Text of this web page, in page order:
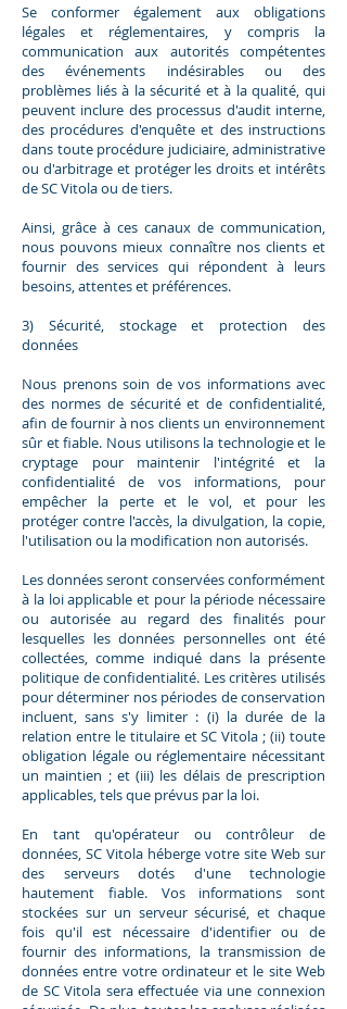
Se conformer également aux obligations
légales et réglementaires, y compris la
communication aux autorités compétentes
des événements indésirables ou des
problèmes liés à la sécurité et à la qualité, qui
peuvent inclure des processus d'audit interne,
des procédures d'enquête et des instructions
dans toute procédure judiciaire, administrative
ou d'arbitrage et protéger les droits et intérêts
de SC Vitola ou de tiers.
Ainsi, grâce à ces canaux de communication,
nous pouvons mieux connaître nos clients et
fournir des services qui répondent à leurs
besoins, attentes et préférences.
3) Sécurité, stockage et protection des
données
Nous prenons soin de vos informations avec
des normes de sécurité et de confidentialité,
afin de fournir à nos clients un environnement
sûr et fiable. Nous utilisons la technologie et le
cryptage pour maintenir l'intégrité et la
confidentialité de vos informations, pour
empêcher la perte et le vol, et pour les
protéger contre l'accès, la divulgation, la copie,
l'utilisation ou la modification non autorisés.
Les données seront conservées conformément
à la loi applicable et pour la période nécessaire
ou autorisée au regard des finalités pour
lesquelles les données personnelles ont été
collectées, comme indiqué dans la présente
politique de confidentialité. Les critères utilisés
pour déterminer nos périodes de conservation
incluent, sans s'y limiter : (i) la durée de la
relation entre le titulaire et SC Vitola ; (ii) toute
obligation légale ou réglementaire nécessitant
un maintien ; et (iii) les délais de prescription
applicables, tels que prévus par la loi.
En tant qu'opérateur ou contrôleur de
données, SC Vitola héberge votre site Web sur
des serveurs dotés d'une technologie
hautement fiable. Vos informations sont
stockées sur un serveur sécurisé, et chaque
fois qu'il est nécessaire d'identifier ou de
fournir des informations, la transmission de
données entre votre ordinateur et le site Web
de SC Vitola sera effectuée via une connexion